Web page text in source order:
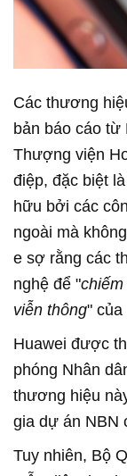
Các thương
bản báo cáo
Thượng viện
điệp, đặc biệt
hữu bởi các
ngoài mà
e sợ rằng các
nghệ để "
viễn thông" của
Huawei được
phóng Nhân
thương hiệu
gia dự án NBN
Tuy nhiên, Bộ